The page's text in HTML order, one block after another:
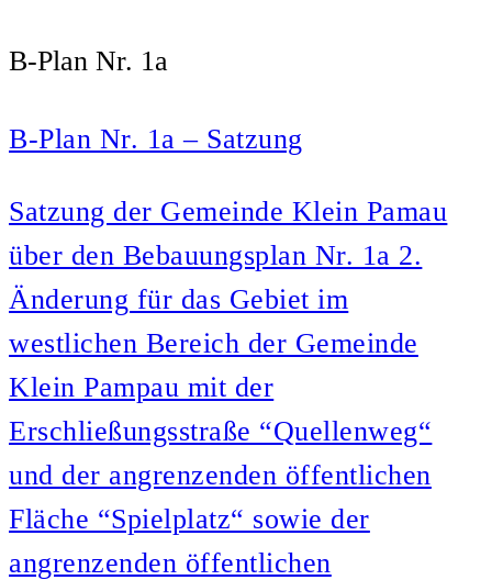
B-Plan Nr. 1a
B-Plan Nr. 1a – Satzung
Satzung der Gemeinde Klein Pamau
über den Bebauungsplan Nr. 1a 2.
Änderung für das Gebiet im
westlichen Bereich der Gemeinde
Klein Pampau mit der
Erschließungsstraße “Quellenweg“
und der angrenzenden öffentlichen
Fläche “Spielplatz“ sowie der
angrenzenden öffentlichen